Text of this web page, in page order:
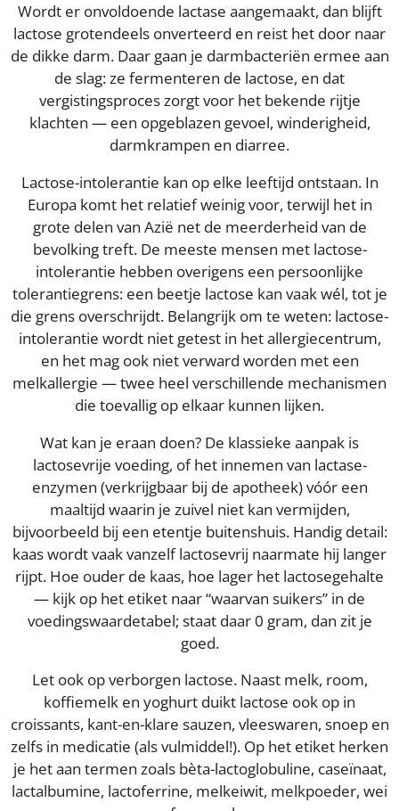
Wordt er onvoldoende lactase aangemaakt, dan blijft
lactose grotendeels onverteerd en reist het door naar
de dikke darm. Daar gaan je darmbacteriën ermee aan
de slag: ze fermenteren de lactose, en dat
vergistingsproces zorgt voor het bekende rijtje
klachten — een opgeblazen gevoel, winderigheid,
darmkrampen en diarree.
Lactose-intolerantie kan op elke leeftijd ontstaan. In
Europa komt het relatief weinig voor, terwijl het in
grote delen van Azië net de meerderheid van de
bevolking treft. De meeste mensen met lactose-
intolerantie hebben overigens een persoonlijke
tolerantiegrens: een beetje lactose kan vaak wél, tot je
die grens overschrijdt. Belangrijk om te weten: lactose-
intolerantie wordt niet getest in het allergiecentrum,
en het mag ook niet verward worden met een
melkallergie — twee heel verschillende mechanismen
die toevallig op elkaar kunnen lijken.
Wat kan je eraan doen? De klassieke aanpak is
lactosevrije voeding, of het innemen van lactase-
enzymen (verkrijgbaar bij de apotheek) vóór een
maaltijd waarin je zuivel niet kan vermijden,
bijvoorbeeld bij een etentje buitenshuis. Handig detail:
kaas wordt vaak vanzelf lactosevrij naarmate hij langer
rijpt. Hoe ouder de kaas, hoe lager het lactosegehalte
— kijk op het etiket naar “waarvan suikers” in de
voedingswaardetabel; staat daar 0 gram, dan zit je
goed.
Let ook op verborgen lactose. Naast melk, room,
koffiemelk en yoghurt duikt lactose ook op in
croissants, kant-en-klare sauzen, vleeswaren, snoep en
zelfs in medicatie (als vulmiddel!). Op het etiket herken
je het aan termen zoals bèta-lactoglobuline, caseïnaat,
lactalbumine, lactoferrine, melkeiwit, melkpoeder, wei